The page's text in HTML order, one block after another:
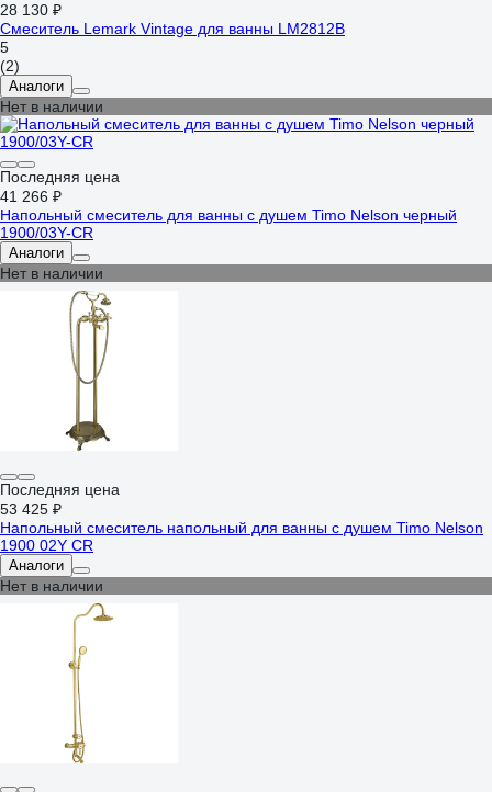
28 130 ₽
Смеситель Lemark Vintage для ванны LM2812B
5
(2)
Аналоги
Нет в наличии
Последняя цена
41 266 ₽
Напольный смеситель для ванны с душем Timo Nelson черный
1900/03Y-CR
Аналоги
Нет в наличии
Последняя цена
53 425 ₽
Напольный смеситель напольный для ванны с душем Timo Nelson
1900 02Y CR
Аналоги
Нет в наличии